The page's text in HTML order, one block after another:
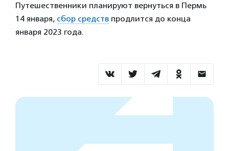
Путешественники планируют вернуться в Пермь
14 января, сбор средств продлится до конца
января 2023 года.